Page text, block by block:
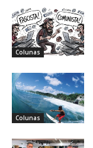
Colunas
Colunas